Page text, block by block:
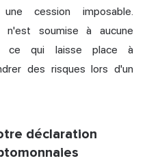
cession imposable.
n'est soumise à aucune
ce qui laisse place à
des risques lors d'un
déclaration